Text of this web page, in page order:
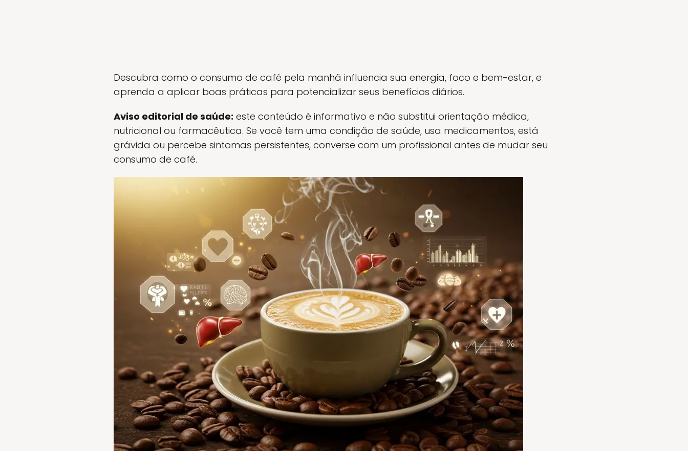
Descubra como o consumo de café pela manhã influencia sua energia, foco e bem-estar, e
aprenda a aplicar boas práticas para potencializar seus benefícios diários.
Aviso editorial de saúde: este conteúdo é informativo e não substitui orientação médica,
nutricional ou farmacêutica. Se você tem uma condição de saúde, usa medicamentos, está
grávida ou percebe sintomas persistentes, converse com um profissional antes de mudar seu
consumo de café.